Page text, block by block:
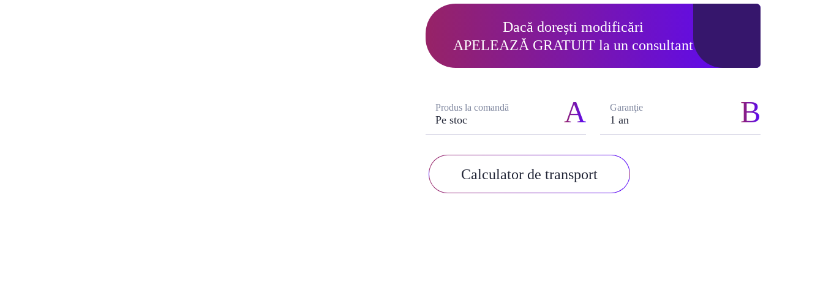
Dacă dorești modificări
APELEAZĂ GRATUITla un consultant
Produs la comandă
Pe stoc
Garanţie
1 an
Calculator de transport